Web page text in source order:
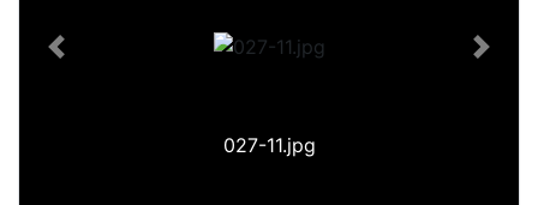
027-11.jpg
Previous Next